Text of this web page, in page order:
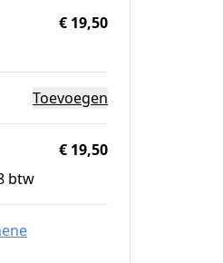
€ 19,50
Toevoegen
€ 19,50
btw